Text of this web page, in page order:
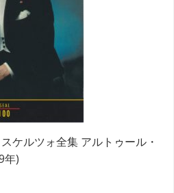
ケルツォ全集 アルトゥール・
年)